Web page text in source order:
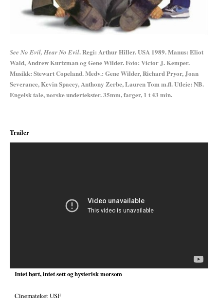
See No Evil, Hear No Evil. Regi: Arthur Hiller. USA 1989. Manus: Eliot
Wald, Andrew Kurtzman og Gene Wilder. Foto: Victor J. Kemper.
Musikk: Stewart Copeland. Medv.: Gene Wilder, Richard Pryor, Joan
Severance, Kevin Spacey, Anthony Zerbe, Lauren Tom m.fl. Utleie: NB.
Engelsk tale, norske undertekster. 35mm, farger, 1 t 43 min.
Trailer
Intet hørt, intet sett og hysterisk morsom
Cinemateket USF